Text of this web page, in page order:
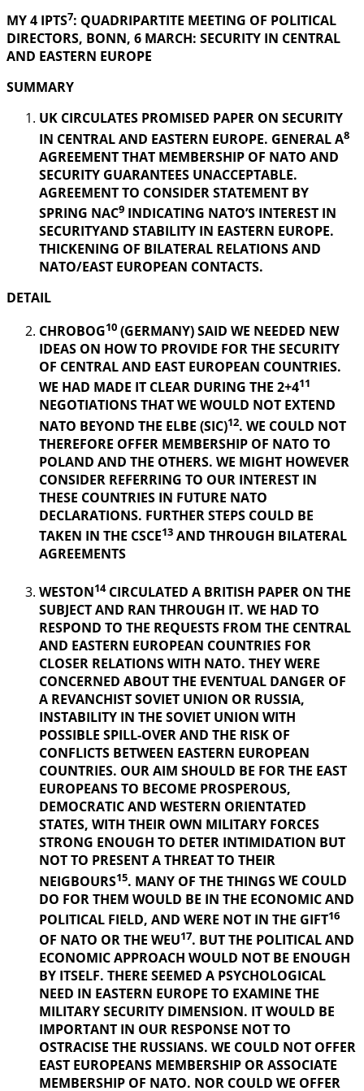
MY 4 IPTS7: QUADRIPARTITE MEETING OF POLITICAL
DIRECTORS, BONN, 6 MARCH: SECURITY IN CENTRAL
AND EASTERN EUROPE
SUMMARY
UK CIRCULATES PROMISED PAPER ON SECURITY
IN CENTRAL AND EASTERN EUROPE. GENERAL A8
AGREEMENT THAT MEMBERSHIP OF NATO AND
SECURITY GUARANTEES UNACCEPTABLE.
AGREEMENT TO CONSIDER STATEMENT BY
SPRING NAC9 INDICATING NATO’S INTEREST IN
SECURITYAND STABILITY IN EASTERN EUROPE.
THICKENING OF BILATERAL RELATIONS AND
NATO/EAST EUROPEAN CONTACTS.
DETAIL
CHROBOG10 (GERMANY) SAID WE NEEDED NEW
IDEAS ON HOW TO PROVIDE FOR THE SECURITY
OF CENTRAL AND EAST EUROPEAN COUNTRIES.
WE HAD MADE IT CLEAR DURING THE 2+411
NEGOTIATIONS THAT WE WOULD NOT EXTEND
NATO BEYOND THE ELBE (SIC)12. WE COULD NOT
THEREFORE OFFER MEMBERSHIP OF NATO TO
POLAND AND THE OTHERS. WE MIGHT HOWEVER
CONSIDER REFERRING TO OUR INTEREST IN
THESE COUNTRIES IN FUTURE NATO
DECLARATIONS. FURTHER STEPS COULD BE
TAKEN IN THE CSCE13 AND THROUGH BILATERAL
AGREEMENTS
WESTON14CIRCULATED A BRITISH PAPER ON THE
SUBJECT AND RAN THROUGH IT. WE HAD TO
RESPOND TO THE REQUESTS FROM THE CENTRAL
AND EASTERN EUROPEAN COUNTRIES FOR
CLOSER RELATIONS WITH NATO. THEY WERE
CONCERNED ABOUT THE EVENTUAL DANGER OF
A REVANCHISTSOVIET UNION OR RUSSIA,
INSTABILITY IN THE SOVIET UNION WITH
POSSIBLE SPILL-OVER AND THE RISK OF
CONFLICTS BETWEEN EASTERN EUROPEAN
COUNTRIES. OUR AIM SHOULD BE FOR THE EAST
EUROPEANS TO BECOME PROSPEROUS,
DEMOCRATIC AND WESTERN ORIENTATED
STATES, WITH THEIR OWN MILITARY FORCES
STRONG ENOUGH TO DETER INTIMIDATION BUT
NOT TO PRESENT A THREAT TO THEIR
NEIGBOURS15. MANY OF THE THINGSWE COULD
DO FOR THEM WOULD BE IN THE ECONOMIC AND
POLITICAL FIELD, AND WERE NOT IN THE GIFT16
OF NATO OR THE WEU17. BUT THE POLITICAL AND
ECONOMIC APPROACH WOULD NOT BE ENOUGH
BY ITSELF. THERE SEEMED A PSYCHOLOGICAL
NEED IN EASTERN EUROPE TO EXAMINE THE
MILITARY SECURITY DIMENSION. IT WOULD BE
IMPORTANT IN OUR RESPONSE NOT TO
OSTRACISE THE RUSSIANS. WE COULD NOT OFFER
EAST EUROPEANS MEMBERSHIP OR ASSOCIATE
MEMBERSHIP OF NATO. NOR COULD WE OFFER